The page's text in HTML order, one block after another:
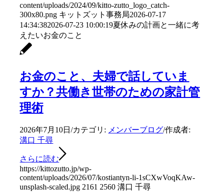
content/uploads/2024/09/kitto-zutto_logo_catch-
300x80.png キットズット事務局2026-07-17
14:34:382026-07-23 10:00:19夏休みの計画と一緒に考
えたいお金のこと
お金のこと、夫婦で話していま
すか？共働き世帯のための家計管
理術
2026年7月10日/カテゴリ: メンバーブログ/作成者:
溝口 千尋
さらに読む
https://kittozutto.jp/wp-
content/uploads/2026/07/kostiantyn-li-1sCXwVoqKAw-
unsplash-scaled.jpg 2161 2560 溝口 千尋